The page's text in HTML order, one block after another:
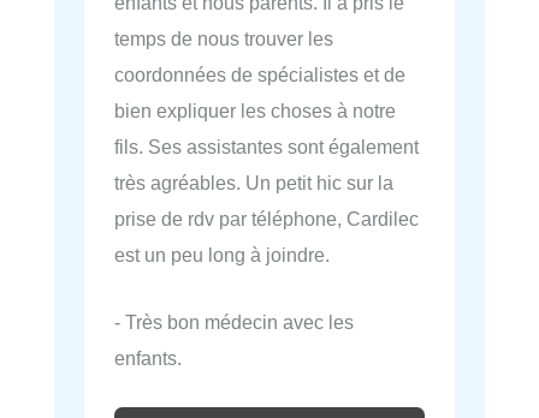
temps de nous trouver les
coordonnées de spécialistes et de
bien expliquer les choses à notre
fils. Ses assistantes sont également
très agréables. Un petit hic sur la
prise de rdv par téléphone, Cardilec
est un peu long à joindre.
- Très bon médecin avec les
enfants.